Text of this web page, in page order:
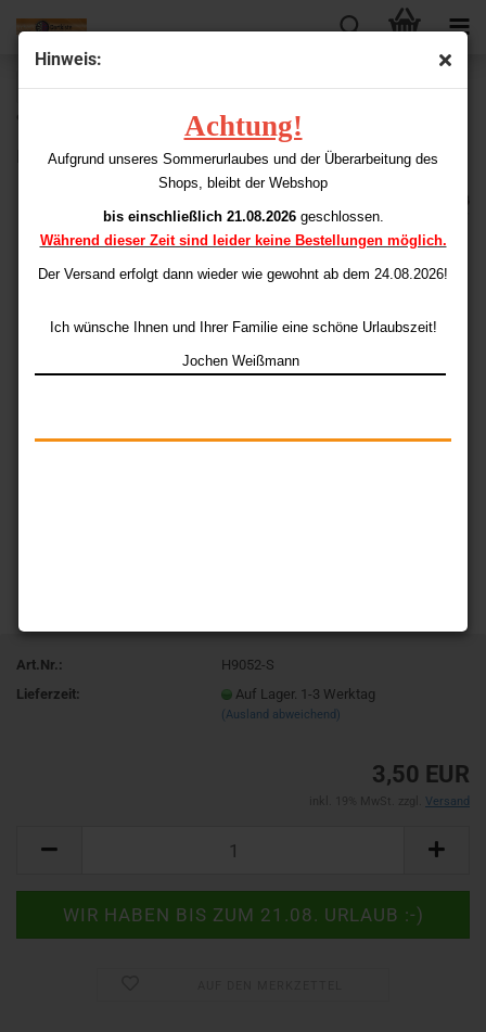
Hinweis:
Achtung!
Aufgrund unseres Sommerurlaubes und der Überarbeitung des
Shops, bleibt der Webshop
bis einschließlich 21.08.2026geschlossen.
Während dieser Zeit sind leider keine Bestellungen möglich.
Der Versand erfolgt dann wieder wie gewohnt ab dem 24.08.2026!
Ich wünsche Ihnen und Ihrer Familie eine schöne Urlaubszeit!
Jochen Weißmann
« Erster « zurück weiter »
Letzter »
98
Artikel in dieser Kategorie
Harrows SuperGrip Carbon Shafts Short
Art.Nr.:
H9052-S
Lieferzeit:
Auf Lager. 1-3 Werktag
(Ausland abweichend)
3,50 EUR
Versand